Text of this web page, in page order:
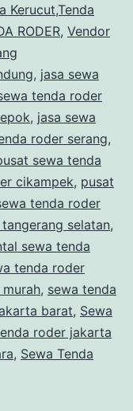
Kerucut,Tenda
RODER, Vendor
, jasa sewa
tenda roder
, jasa sewa
roder serang,
sewa tenda
cikampek, pusat
tenda roder
selatan,
sewa tenda
tenda roder
, sewa tenda
barat, Sewa
roder jakarta
, Sewa Tenda